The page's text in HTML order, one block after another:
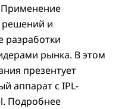
Применение
и
разработки
рынка. В этом
презентует
аппарат c IPL-
Подробнее